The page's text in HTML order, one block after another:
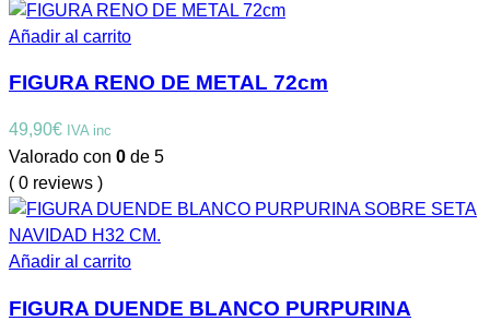
Añadir al carrito
FIGURA RENO DE METAL 72cm
49,90€ IVA inc
Valorado con 0 de 5
( 0 reviews )
Añadir al carrito
FIGURA DUENDE BLANCO PURPURINA